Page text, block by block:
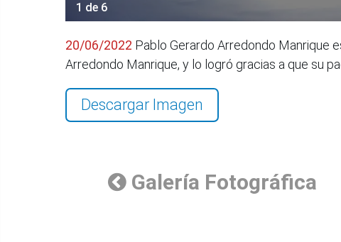
1 de 6
20/06/2022 Pablo Gerardo Arredondo Manrique
Arredondo Manrique, y lo logró gracias a que su
Descargar Imagen
Galería Fotográfica